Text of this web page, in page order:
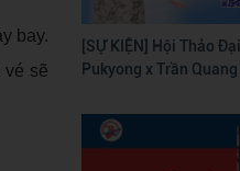
bay.
vé sẽ
[SỰ KIỆN] Hội Thảo
Pukyong x Trần